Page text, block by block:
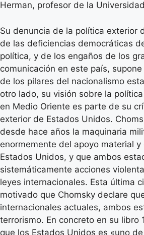
Herman, profesor de la
Su denuncia de la política exterior
de las deficiencias democráticas
política, y de los engaños de los
comunicación en este país,
de los pilares del nacionalismo
otro lado, su visión sobre la
en Medio Oriente es parte de su
exterior de Estados Unidos.
desde hace años la maquinaria
enormemente del apoyo material
Estados Unidos, y que ambos
sistemáticamente acciones
leyes internacionales. Esta última
motivado que Chomsky declare
internacionales actuales, ambos
terrorismo. En concreto en su libro
que los Estados Unidos es «uno